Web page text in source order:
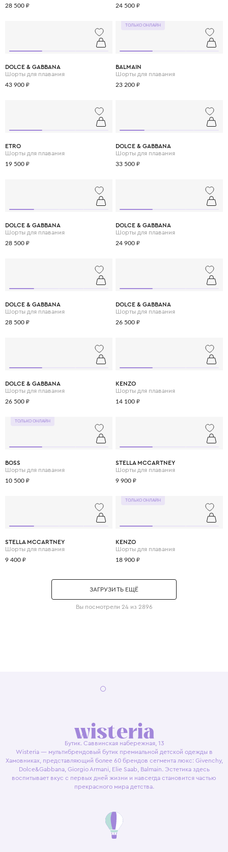
28 500 ₽ 24 500 ₽
DOLCE & GABBANA
Шорты для плавания
43 900 ₽
ТОЛЬКО ОНЛАЙН
BALMAIN
Шорты для плавания
23 200 ₽
ETRO
Шорты для плавания
19 500 ₽
DOLCE & GABBANA
Шорты для плавания
33 500 ₽
DOLCE & GABBANA
Шорты для плавания
28 500 ₽
DOLCE & GABBANA
Шорты для плавания
24 900 ₽
DOLCE & GABBANA
Шорты для плавания
28 500 ₽
DOLCE & GABBANA
Шорты для плавания
26 500 ₽
DOLCE & GABBANA
Шорты для плавания
26 500 ₽
KENZO
Шорты для плавания
14 100 ₽
ТОЛЬКО ОНЛАЙН
BOSS
Шорты для плавания
10 500 ₽
STELLA MCCARTNEY
Шорты для плавания
9 900 ₽
STELLA MCCARTNEY
Шорты для плавания
9 400 ₽
ТОЛЬКО ОНЛАЙН
KENZO
Шорты для плавания
18 900 ₽
ЗАГРУЗИТЬ ЕЩЁ
Вы посмотрели 24 из 2896
Бутик. Саввинская набережная, 13
Wisteria — мультибрендовый бутик премиальной детской одежды в
Хамовниках, представляющий более 60 брендов сегмента люкс: Givenchy,
Dolce&Gabbana, Giorgio Armani, Elie Saab, Balmain. Эстетика здесь
воспитывает вкус с первых дней жизни и навсегда становится частью
прекрасного мира детства.